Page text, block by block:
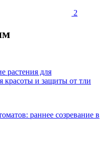
2
растения для
красоты и защиты от тли
раннее созревание в